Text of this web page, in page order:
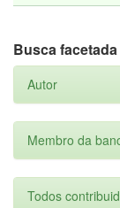
Busca facetada
Autor
Membro da
Todos